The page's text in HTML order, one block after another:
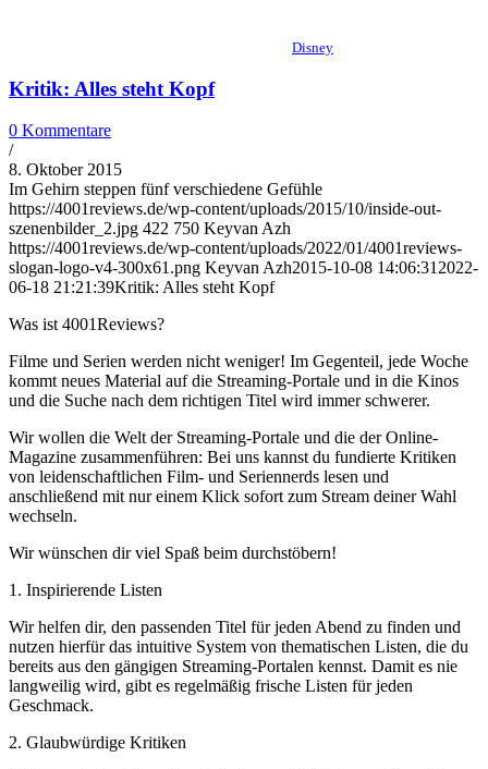
Disney
Kritik: Alles steht Kopf
0 Kommentare
/
8. Oktober 2015
Im Gehirn steppen fünf verschiedene Gefühle
https://4001reviews.de/wp-content/uploads/2015/10/inside-out-
szenenbilder_2.jpg 422 750 Keyvan Azh
https://4001reviews.de/wp-content/uploads/2022/01/4001reviews-
slogan-logo-v4-300x61.png Keyvan Azh2015-10-08 14:06:31 2022-
06-18 21:21:39Kritik: Alles steht Kopf
Was ist 4001Reviews?
Filme und Serien werden nicht weniger! Im Gegenteil, jede Woche
kommt neues Material auf die Streaming-Portale und in die Kinos
und die Suche nach dem richtigen Titel wird immer schwerer.
Wir wollen die Welt der Streaming-Portale und die der Online-
Magazine zusammenführen: Bei uns kannst du fundierte Kritiken
von leidenschaftlichen Film- und Seriennerds lesen und
anschließend mit nur einem Klick sofort zum Stream deiner Wahl
wechseln.
Wir wünschen dir viel Spaß beim durchstöbern!
1. Inspirierende Listen
Wir helfen dir, den passenden Titel für jeden Abend zu finden und
nutzen hierfür das intuitive System von thematischen Listen, die du
bereits aus den gängigen Streaming-Portalen kennst. Damit es nie
langweilig wird, gibt es regelmäßig frische Listen für jeden
Geschmack.
2. Glaubwürdige Kritiken